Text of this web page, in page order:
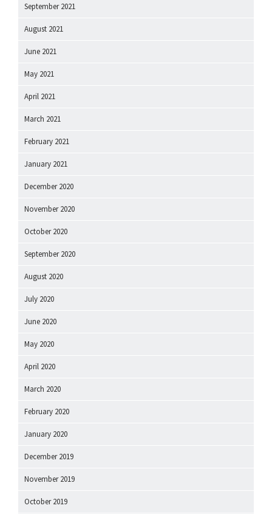
September 2021
August 2021
June 2021
May 2021
April 2021
March 2021
February 2021
January 2021
December 2020
November 2020
October 2020
September 2020
August 2020
July 2020
June 2020
May 2020
April 2020
March 2020
February 2020
January 2020
December 2019
November 2019
October 2019